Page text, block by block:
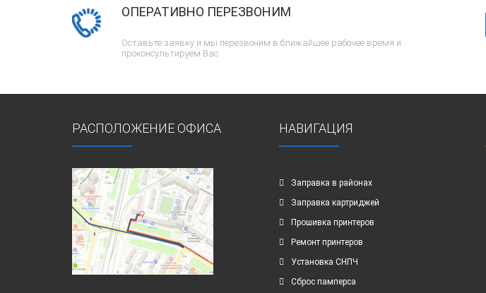
ОПЕРАТИВНО ПЕРЕЗВОНИМ
Оставьте заявку и мы перезвоним в ближайшее рабочее время и
проконсультируем Вас.
РАСПОЛОЖЕНИЕ ОФИСА НАВИГАЦИЯ
Заправка в районах
Заправка картриджей
Прошивка принтеров
Ремонт принтеров
Установка СНПЧ
Сброс памперса